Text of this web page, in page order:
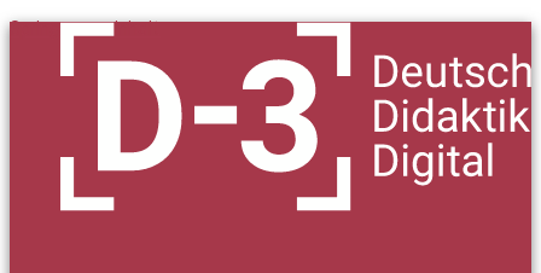
Springe zum Inhalt